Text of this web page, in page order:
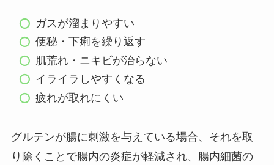
ガスが溜まりやすい
便秘・下痢を繰り返す
肌荒れ・ニキビが治らない
イライラしやすくなる
疲れが取れにくい
グルテンが腸に刺激を与えている場合、それを取
り除くことで腸内の炎症が軽減され、腸内細菌の